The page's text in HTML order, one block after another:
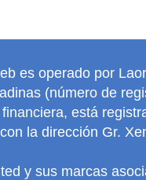
es operado por
(número de
está
con la dirección Gr.
y sus marcas